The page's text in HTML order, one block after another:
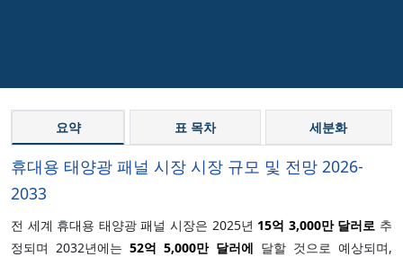
요약 표 목차 세분화
휴대용 태양광 패널 시장 시장 규모 및 전망 2026-
2033
전 세계 휴대용 태양광 패널 시장은 2025년 15억 3,000만 달러로 추
정되며 2032년에는 52억 5,000만 달러에 달할 것으로 예상되며,